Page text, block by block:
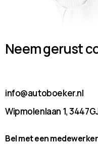
Neem gerust
info@autoboeker.nl
Wipmolenlaan 1,
Bel met een